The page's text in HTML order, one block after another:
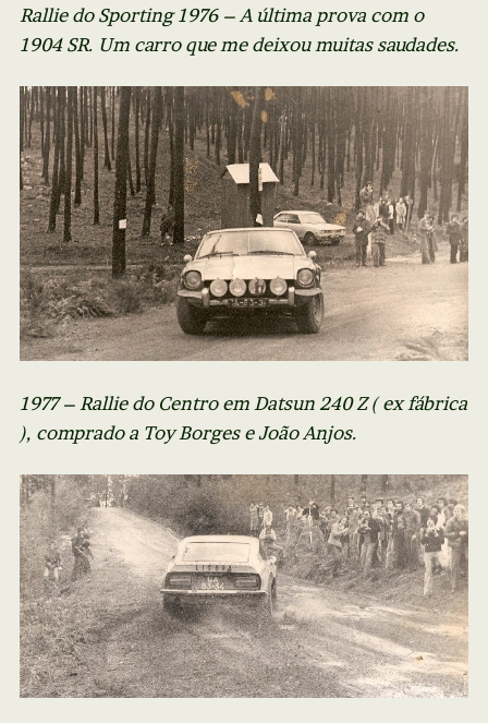
Rallie do Sporting 1976 – A última prova com o
1904 SR. Um carro que me deixou muitas saudades.
1977 – Rallie do Centro em Datsun 240 Z ( ex fábrica
), comprado a Toy Borges e João Anjos.